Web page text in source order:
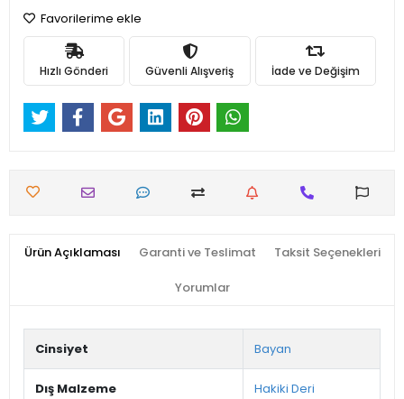
Favorilerime ekle
Hızlı Gönderi Güvenli Alışveriş İade ve Değişim
Ürün Açıklaması Garanti ve Teslimat Taksit Seçenekleri
Yorumlar
Cinsiyet Bayan
Dış Malzeme Hakiki Deri